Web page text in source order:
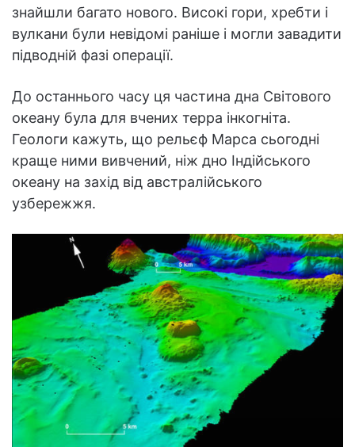
знайшли багато нового. Високі гори, хребти і
вулкани були невідомі раніше і могли завадити
підводній фазі операції.
До останнього часу ця частина дна Світового
океану була для вчених терра інкогніта.
Геологи кажуть, що рельєф Марса сьогодні
краще ними вивчений, ніж дно Індійського
океану на захід від австралійського
узбережжя.